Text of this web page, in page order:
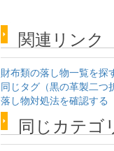
関連リンク
財布類の落し物一覧を探
同じタグ（黒の革製二つ
落し物対処法を確認する
同じカテゴ